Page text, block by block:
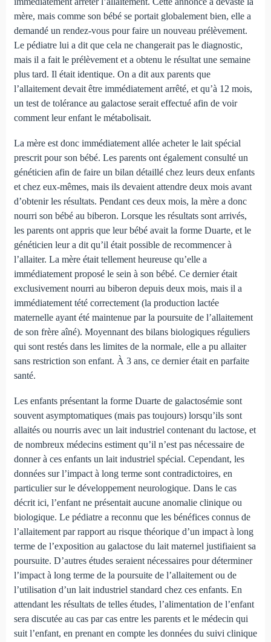
mère, mais comme son bébé se portait globalement bien, elle a
demandé un rendez-vous pour faire un nouveau prélèvement.
Le pédiatre lui a dit que cela ne changerait pas le diagnostic,
mais il a fait le prélèvement et a obtenu le résultat une semaine
plus tard. Il était identique. On a dit aux parents que
l’allaitement devait être immédiatement arrêté, et qu’à 12 mois,
un test de tolérance au galactose serait effectué afin de voir
comment leur enfant le métabolisait.
La mère est donc immédiatement allée acheter le lait spécial
prescrit pour son bébé. Les parents ont également consulté un
généticien afin de faire un bilan détaillé chez leurs deux enfants
et chez eux-mêmes, mais ils devaient attendre deux mois avant
d’obtenir les résultats. Pendant ces deux mois, la mère a donc
nourri son bébé au biberon. Lorsque les résultats sont arrivés,
les parents ont appris que leur bébé avait la forme Duarte, et le
généticien leur a dit qu’il était possible de recommencer à
l’allaiter. La mère était tellement heureuse qu’elle a
immédiatement proposé le sein à son bébé. Ce dernier était
exclusivement nourri au biberon depuis deux mois, mais il a
immédiatement tété correctement (la production lactée
maternelle ayant été maintenue par la poursuite de l’allaitement
de son frère aîné). Moyennant des bilans biologiques réguliers
qui sont restés dans les limites de la normale, elle a pu allaiter
sans restriction son enfant. À 3 ans, ce dernier était en parfaite
santé.
Les enfants présentant la forme Duarte de galactosémie sont
souvent asymptomatiques (mais pas toujours) lorsqu’ils sont
allaités ou nourris avec un lait industriel contenant du lactose, et
de nombreux médecins estiment qu’il n’est pas nécessaire de
donner à ces enfants un lait industriel spécial. Cependant, les
données sur l’impact à long terme sont contradictoires, en
particulier sur le développement neurologique. Dans le cas
décrit ici, l’enfant ne présentait aucune anomalie clinique ou
biologique. Le pédiatre a reconnu que les bénéfices connus de
l’allaitement par rapport au risque théorique d’un impact à long
terme de l’exposition au galactose du lait maternel justifiaient sa
poursuite. D’autres études seraient nécessaires pour déterminer
l’impact à long terme de la poursuite de l’allaitement ou de
l’utilisation d’un lait industriel standard chez ces enfants. En
attendant les résultats de telles études, l’alimentation de l’enfant
sera discutée au cas par cas entre les parents et le médecin qui
suit l’enfant, en prenant en compte les données du suivi clinique